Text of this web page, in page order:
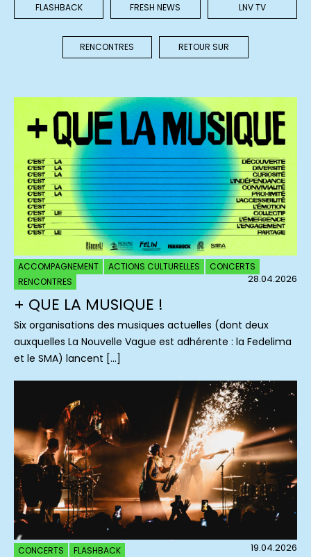
FLASHBACK FRESH NEWS LNV TV
RENCONTRES RETOUR SUR
ACCOMPAGNEMENT ACTIONS CULTURELLES
CONCERTS
RENCONTRES
28.04.2026
+ QUE LA MUSIQUE !
Six organisations des musiques actuelles (dont deux
auxquelles La Nouvelle Vague est adhérente : la Fedelima
et le SMA) lancent […]
CONCERTS FLASHBACK 19.04.2026